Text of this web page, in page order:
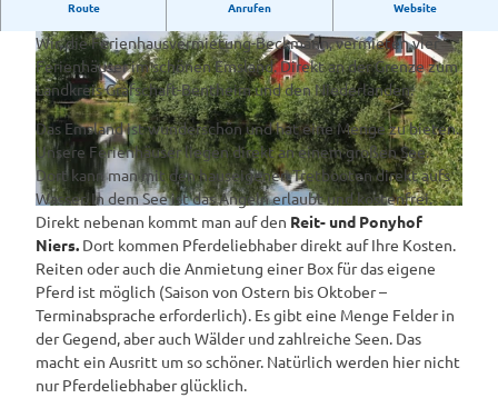
f
e
r
i
e
n
h
a
u
s
1
f
e
r
i
e
n
h
a
Route Anrufen Website
Wir, die Ferienhausvermietung-Beckmann, vermieten vier
Ferienhäuser im schönen Emsland. Direkt an der Grenze zum
Landkreis Grafschaft-Bentheim und den Niederlanden.
Das Emsland ist wunderschön und hat eine Menge zu bieten.
Unsere Ferienhäuser liegen direkt an einem großen See.
Dort kann man mit den hauseigenen Tretbooten direkt aufs
Wasser. In dem See ist das Angeln erlaubt und kostenfrei.
Direkt nebenan kommt man auf den Reit- und Ponyhof
Niers. Dort kommen Pferdeliebhaber direkt auf Ihre Kosten.
Reiten oder auch die Anmietung einer Box für das eigene
Pferd ist möglich (Saison von Ostern bis Oktober –
Terminabsprache erforderlich). Es gibt eine Menge Felder in
der Gegend, aber auch Wälder und zahlreiche Seen. Das
macht ein Ausritt um so schöner. Natürlich werden hier nicht
nur Pferdeliebhaber glücklich.